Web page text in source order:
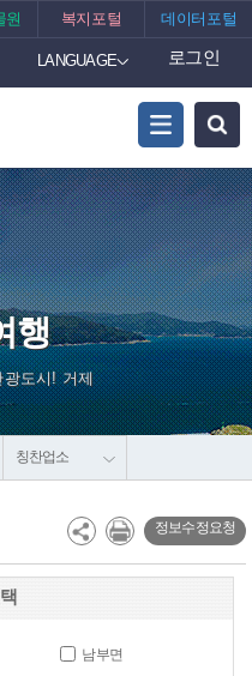
원 복지포털 데이터포털
LANGUAGE 로그인
행
광도시! 거제
칭찬업소
정보수정요청
남부면